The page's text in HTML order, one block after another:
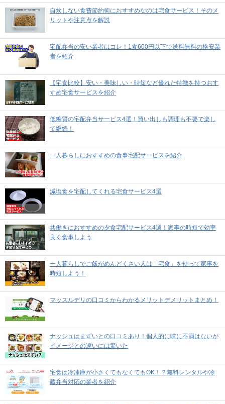
自炊しない食費節約術におすすめなのは宅食サービス！そのメ
リットや注意点を解説
宅配弁当の安い業者はコレ！1食600円以下で送料無料の格安業
者を紹介
【宅食比較】安い・美味しい・時短など優れた特徴を持つおす
すめ宅食サービスを紹介
低糖質の宅配弁当サービス4選！買い出しも調理も不要で楽し
て継続！
一人暮らしにおすすめの食事宅配サービスを紹介
減塩食を宅配してくれる宅食サービス4選
共働きにおすすめの夕食宅配サービス4選！家事の時短で効率
良く食事しよう
一人暮らしでご飯がめんどくさい人は「宅食」を使って家事を
時短しよう！
マッスルデリの口コミからわかるメリットデメリットまとめ！
ナッシュはまずいとの口コミあり！個人的に味に不満はないが
イメージとの違いには驚いた
宅食は冷凍庫が小さくてもなくてもOK！？無料レンタルや冷
蔵弁当対応の業者を紹介